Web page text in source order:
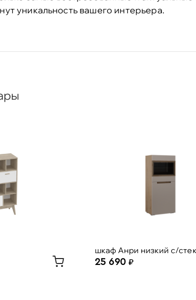
уникальность вашего интерьера.
шкаф Анри низкий с/
25 690